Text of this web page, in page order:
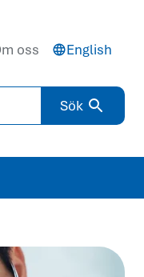
oss English
Sök